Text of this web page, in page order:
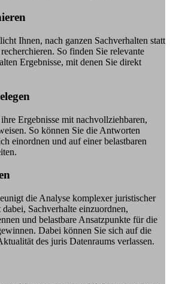
Ihnen, nach ganzen Sachverhalten statt
So finden Sie relevante
Ergebnisse, mit denen Sie direkt
Ergebnisse mit nachvollziehbaren,
So können Sie die Antworten
einordnen und auf einer belastbaren
die Analyse komplexer juristischer
Sachverhalte einzuordnen,
und belastbare Ansatzpunkte für die
Dabei können Sie sich auf die
des juris Datenraums verlassen.